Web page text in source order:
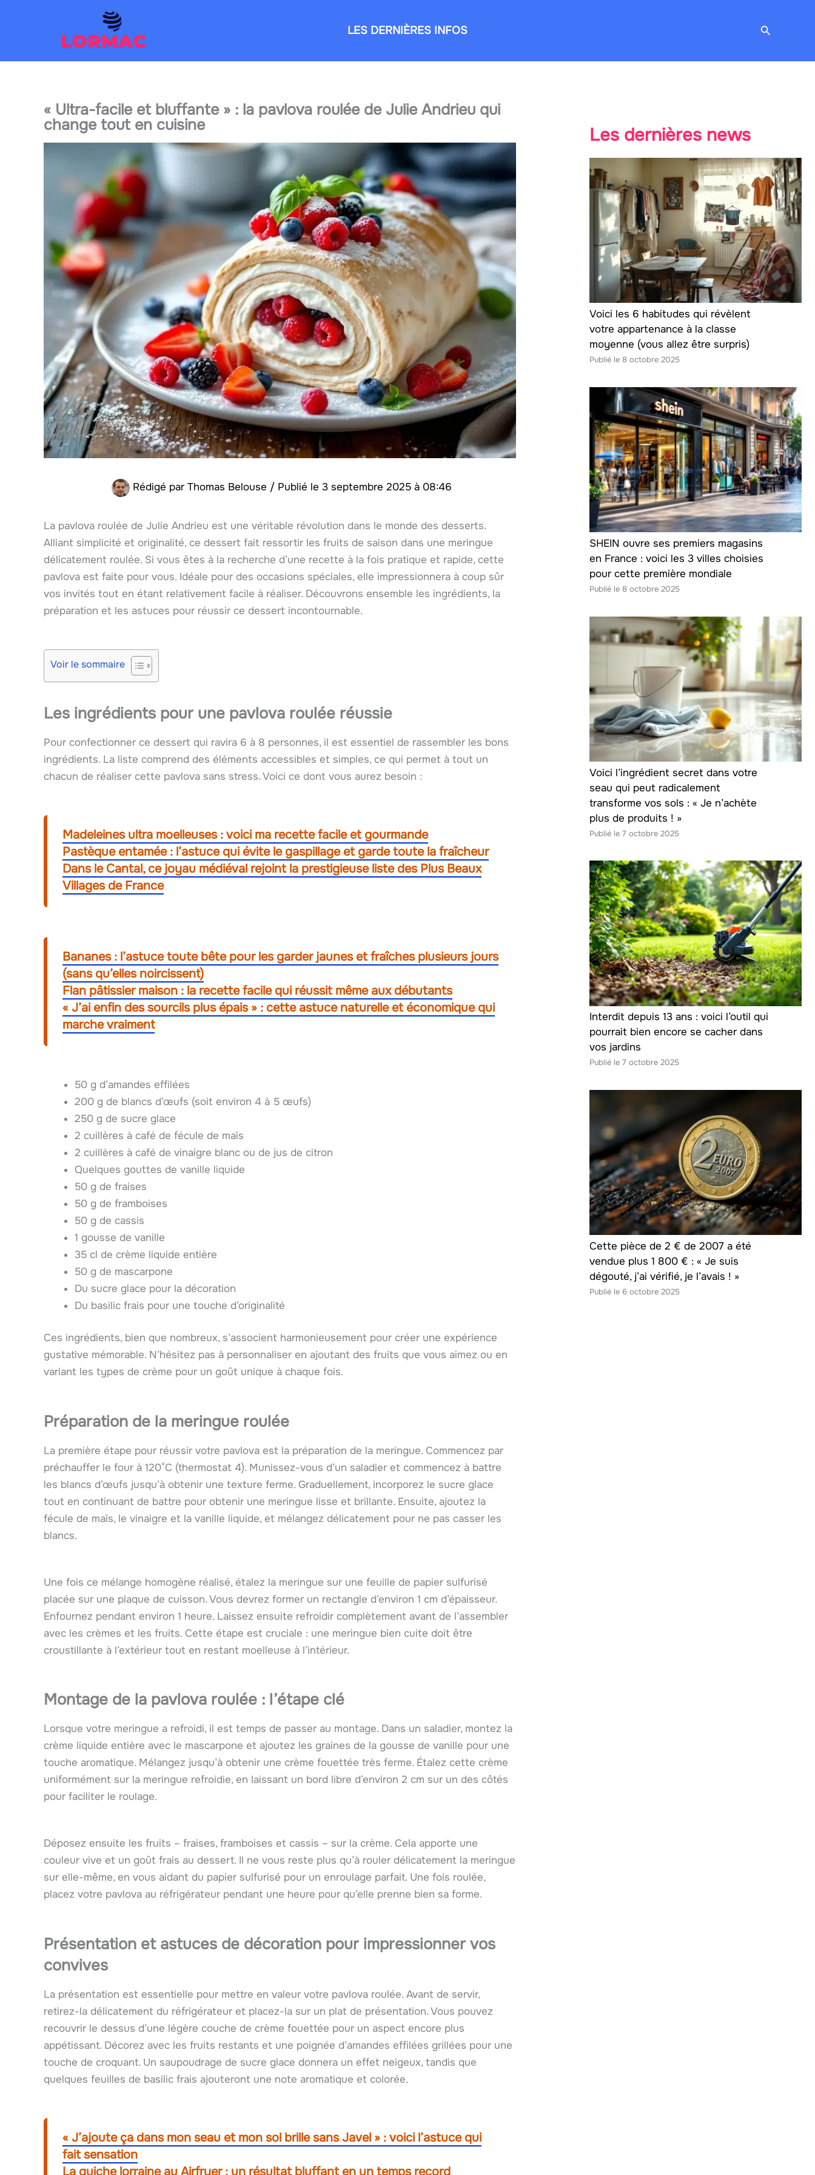
LES DERNIÈRES INFOS
« Ultra-facile et bluffante » : la pavlova roulée de Julie Andrieu qui
change tout en cuisine
Rédigé par Thomas Belouse / 3 septembre 2025 à 08:46
La pavlova roulée de Julie Andrieu est une véritable révolution dans le monde des desserts.
Alliant simplicité et originalité, ce dessert fait ressortir les fruits de saison dans une meringue
délicatement roulée. Si vous êtes à la recherche d’une recette à la fois pratique et rapide, cette
pavlova est faite pour vous. Idéale pour des occasions spéciales, elle impressionnera à coup sûr
vos invités tout en étant relativement facile à réaliser. Découvrons ensemble les ingrédients, la
préparation et les astuces pour réussir ce dessert incontournable.
Voir le sommaire
Les ingrédients pour une pavlova roulée réussie
Pour confectionner ce dessert qui ravira 6 à 8 personnes, il est essentiel de rassembler les bons
ingrédients. La liste comprend des éléments accessibles et simples, ce qui permet à tout un
chacun de réaliser cette pavlova sans stress. Voici ce dont vous aurez besoin :
Madeleines ultra moelleuses : voici ma recette facile et gourmande
Pastèque entamée : l’astuce qui évite le gaspillage et garde toute la fraîcheur
Dans le Cantal, ce joyau médiéval rejoint la prestigieuse liste des Plus Beaux
Villages de France
Bananes : l’astuce toute bête pour les garder jaunes et fraîches plusieurs jours
(sans qu’elles noircissent)
Flan pâtissier maison : la recette facile qui réussit même aux débutants
« J’ai enfin des sourcils plus épais » : cette astuce naturelle et économique qui
marche vraiment
50 g d’amandes effilées
200 g de blancs d’œufs (soit environ 4 à 5 œufs)
250 g de sucre glace
2 cuillères à café de fécule de maïs
2 cuillères à café de vinaigre blanc ou de jus de citron
Quelques gouttes de vanille liquide
50 g de fraises
50 g de framboises
50 g de cassis
1 gousse de vanille
35 cl de crème liquide entière
50 g de mascarpone
Du sucre glace pour la décoration
Du basilic frais pour une touche d’originalité
Ces ingrédients, bien que nombreux, s’associent harmonieusement pour créer une expérience
gustative mémorable. N’hésitez pas à personnaliser en ajoutant des fruits que vous aimez ou en
variant les types de crème pour un goût unique à chaque fois.
Préparation de la meringue roulée
La première étape pour réussir votre pavlova est la préparation de la meringue. Commencez par
préchauffer le four à 120°C (thermostat 4). Munissez-vous d’un saladier et commencez à battre
les blancs d’œufs jusqu’à obtenir une texture ferme. Graduellement, incorporez le sucre glace
tout en continuant de battre pour obtenir une meringue lisse et brillante. Ensuite, ajoutez la
fécule de maïs, le vinaigre et la vanille liquide, et mélangez délicatement pour ne pas casser les
blancs.
Une fois ce mélange homogène réalisé, étalez la meringue sur une feuille de papier sulfurisé
placée sur une plaque de cuisson. Vous devrez former un rectangle d’environ 1 cm d’épaisseur.
Enfournez pendant environ 1 heure. Laissez ensuite refroidir complètement avant de l’assembler
avec les crèmes et les fruits. Cette étape est cruciale : une meringue bien cuite doit être
croustillante à l’extérieur tout en restant moelleuse à l’intérieur.
Montage de la pavlova roulée : l’étape clé
Lorsque votre meringue a refroidi, il est temps de passer au montage. Dans un saladier, montez la
crème liquide entière avec le mascarpone et ajoutez les graines de la gousse de vanille pour une
touche aromatique. Mélangez jusqu’à obtenir une crème fouettée très ferme. Étalez cette crème
uniformément sur la meringue refroidie, en laissant un bord libre d’environ 2 cm sur un des côtés
pour faciliter le roulage.
Déposez ensuite les fruits – fraises, framboises et cassis – sur la crème. Cela apporte une
couleur vive et un goût frais au dessert. Il ne vous reste plus qu’à rouler délicatement la meringue
sur elle-même, en vous aidant du papier sulfurisé pour un enroulage parfait. Une fois roulée,
placez votre pavlova au réfrigérateur pendant une heure pour qu’elle prenne bien sa forme.
Présentation et astuces de décoration pour impressionner vos
convives
La présentation est essentielle pour mettre en valeur votre pavlova roulée. Avant de servir,
retirez-la délicatement du réfrigérateur et placez-la sur un plat de présentation. Vous pouvez
recouvrir le dessus d’une légère couche de crème fouettée pour un aspect encore plus
appétissant. Décorez avec les fruits restants et une poignée d’amandes effilées grillées pour une
touche de croquant. Un saupoudrage de sucre glace donnera un effet neigeux, tandis que
quelques feuilles de basilic frais ajouteront une note aromatique et colorée.
« J’ajoute ça dans mon seau et mon sol brille sans Javel » : voici l’astuce qui
fait sensation
La quiche lorraine au Airfryer : un résultat bluffant en un temps record
Les dernières news
Voici les 6 habitudes qui révèlent
votre appartenance à la classe
moyenne (vous allez être surpris)
8 octobre 2025
SHEIN ouvre ses premiers magasins
en France : voici les 3 villes choisies
pour cette première mondiale
8 octobre 2025
Voici l’ingrédient secret dans votre
seau qui peut radicalement
transforme vos sols : « Je n’achète
plus de produits ! »
7 octobre 2025
Interdit depuis 13 ans : voici l’outil qui
pourrait bien encore se cacher dans
vos jardins
7 octobre 2025
Cette pièce de 2 € de 2007 a été
vendue plus 1 800 € : « Je suis
dégouté, j’ai vérifié, je l’avais ! »
6 octobre 2025